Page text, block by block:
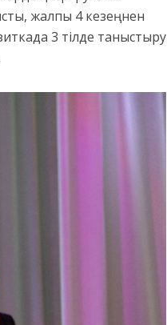
жалпы 4 кезеңнен
3 тілде таныстыру